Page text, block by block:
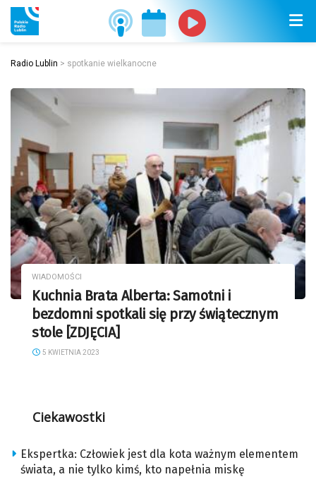
Radio Lublin > spotkanie wielkanocne
WIADOMOŚCI
Kuchnia Brata Alberta: Samotni i
bezdomni spotkali się przy świątecznym
stole [ZDJĘCIA]
5 KWIETNIA 2023
Ciekawostki
Ekspertka: Człowiek jest dla kota ważnym elementem
świata, a nie tylko kimś, kto napełnia miskę